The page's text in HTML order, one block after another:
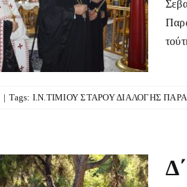
| Tags: Ι.Ν.ΤΙΜΙΟΥ ΣΤΑΡΟΥ ΔΙΑΛΟΓΗΣ